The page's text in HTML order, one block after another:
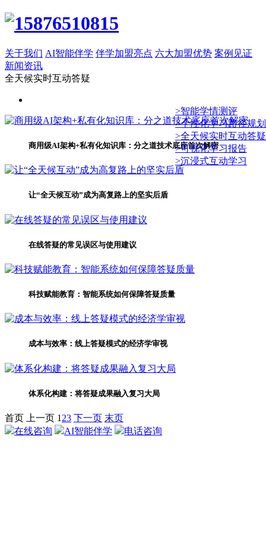
关于我们 AI智能伴学 伴学加盟亮点 六大加盟优势 案例见证
新闻资讯
全天候实时互动答疑
>智能学情测评
>个性化学习路径规划
>全天候实时互动答疑
>可视化学习报告
>沉浸式互动学习
商用级AI架构+私有化知识库：分之道技术底座首次解密
让“全天候互动”成为高复路上的坚实后盾
在线答疑的常见误区与使用建议
科技赋能教育：智能系统如何保障答疑质量
成本与效率：线上答疑模式的经济学审视
体系化构建：将答疑成果融入复习大局
首页 上一页 1 23 下一页 末页
在线咨询
AI智能伴学 电话咨询